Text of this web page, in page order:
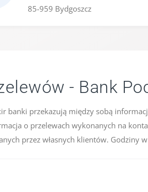
85-959 Bydgoszcz
- Bank
banki przekazują między sobą
o przelewach wykonanych na
przez własnych klientów. Godziny